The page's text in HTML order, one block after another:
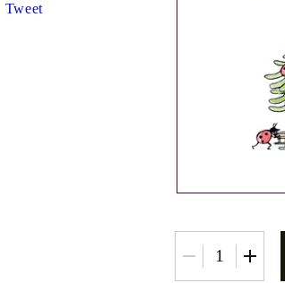
ХАРТИИ, ЗАГОТОВКИ ЗА
Перлени , Металик , Брокат
Tweet